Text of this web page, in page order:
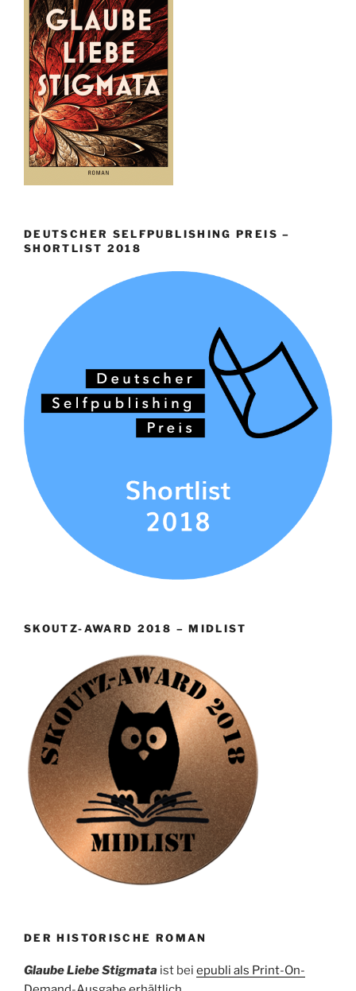
DEUTSCHER SELFPUBLISHING PREIS –
SHORTLIST 2018
SKOUTZ-AWARD 2018 – MIDLIST
DER HISTORISCHE ROMAN
Glaube Liebe Stigmata ist bei epubli als Print-On-